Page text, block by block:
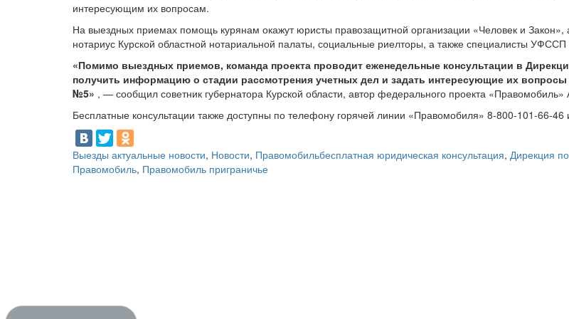
интересующим их вопросам.
На выездных приемах помощь курянам окажут юристы правозащитной организации «Человек и Закон»,
нотариус Курской областной нотариальной палаты, социальные риелторы, а также специалисты
«Помимо выездных приемов, команда проекта проводит еженедельные консультации в
получить информацию о стадии рассмотрения учетных дел и задать интересующие их
№5» , — сообщил советник губернатора Курской области, автор федерального проекта «Правомобиль»
Бесплатные консультации также доступны по телефону горячей линии «Правомобиля» 8-800-101-66-
Выезды актуальные новости, Новости, Правомобильбесплатная юридическая консультация, Дирекция
Правомобиль, Правомобиль приграничье